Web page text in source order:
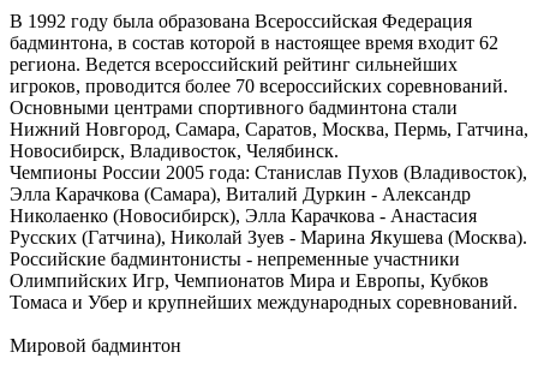
В 1992 году была образована Всероссийская Федерация
бадминтона, в состав которой в настоящее время входит 62
региона. Ведется всероссийский рейтинг сильнейших
игроков, проводится более 70 всероссийских соревнований.
Основными центрами спортивного бадминтона стали
Нижний Новгород, Самара, Саратов, Москва, Пермь, Гатчина,
Новосибирск, Владивосток, Челябинск.
Чемпионы России 2005 года: Станислав Пухов (Владивосток),
Элла Карачкова (Самара), Виталий Дуркин - Александр
Николаенко (Новосибирск), Элла Карачкова - Анастасия
Русских (Гатчина), Николай Зуев - Марина Якушева (Москва).
Российские бадминтонисты - непременные участники
Олимпийских Игр, Чемпионатов Мира и Европы, Кубков
Томаса и Убер и крупнейших международных соревнований.
Мировой бадминтон